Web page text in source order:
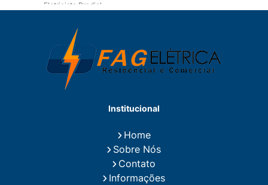
Eletricista Predial
Eletricista Residencial
Eletricista Residencial E Predial
Eletricistas de Manutenção
Empresa de Instalações Elétricas
Empresa de Manutenção Eletrica
Empresa de Prestação de Serviços Eletricos
Fiação para Instalação Eletrica Residencial
Instalação de Energia Solar Residencial Preço
Instalação de Painel Solar
Instalação de Placa Solar
Instalação de Sistema Fotovoltaico
Institucional
Home
Sobre Nós
Contato
Informações